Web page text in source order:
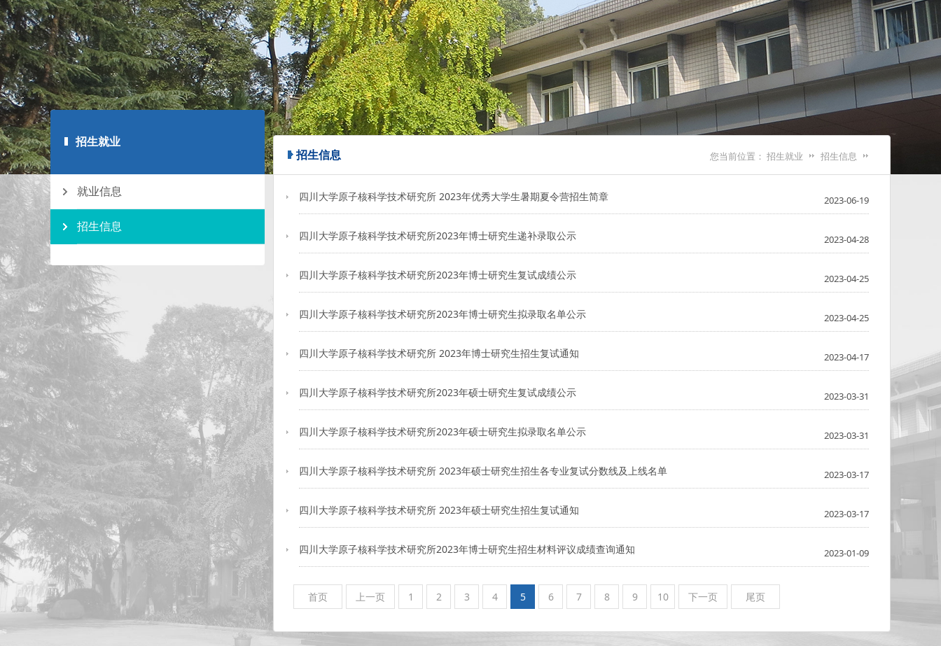
招生就业
就业信息
招生信息
招生信息 您当前位置： 招生就业 招生信息
四川大学原子核科学技术研究所 2023年优秀大学生暑期夏令营招生简章 2023-06-19
四川大学原子核科学技术研究所2023年博士研究生递补录取公示 2023-04-28
四川大学原子核科学技术研究所2023年博士研究生复试成绩公示 2023-04-25
四川大学原子核科学技术研究所2023年博士研究生拟录取名单公示 2023-04-25
四川大学原子核科学技术研究所 2023年博士研究生招生复试通知 2023-04-17
四川大学原子核科学技术研究所2023年硕士研究生复试成绩公示 2023-03-31
四川大学原子核科学技术研究所2023年硕士研究生拟录取名单公示 2023-03-31
四川大学原子核科学技术研究所 2023年硕士研究生招生各专业复试分数线及上线名单 2023-03-17
四川大学原子核科学技术研究所 2023年硕士研究生招生复试通知 2023-03-17
四川大学原子核科学技术研究所2023年博士研究生招生材料评议成绩查询通知 2023-01-09
首页 上一页 1 2 3 4 5 6 7 8 9 10 下一页 尾页